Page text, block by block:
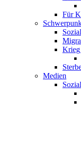
Für
Krieg
Medien